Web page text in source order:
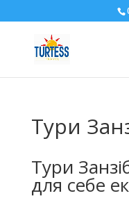
Тури
Тури
для себе